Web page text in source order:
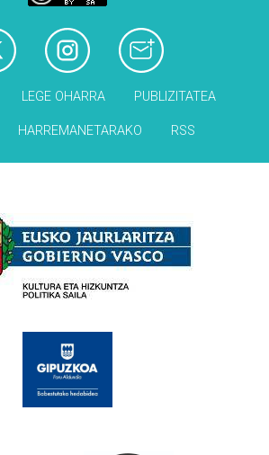
LEGE OHARRA PUBLIZITATEA
HARREMANETARAKO RSS